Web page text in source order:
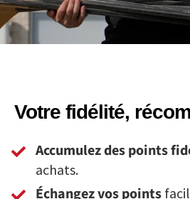
Votre fidélité,
Accumulez des points
achats.
Échangez vos points